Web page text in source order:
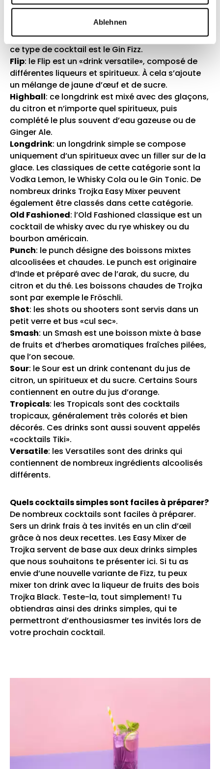
Ablehnen
alcoolisé. Le Fizz est un grand classique parmi les
boissons mixtes. Le représentant le plus connu de
ce type de cocktail est le Gin Fizz.
Flip: le Flip est un «drink versatile», composé de
différentes liqueurs et spiritueux. À cela s’ajoute
un mélange de jaune d’œuf et de sucre.
Highball: ce longdrink est mixé avec des glaçons,
du citron et n’importe quel spiritueux, puis
complété le plus souvent d’eau gazeuse ou de
Ginger Ale.
Longdrink: un longdrink simple se compose
uniquement d’un spiritueux avec un filler sur de la
glace. Les classiques de cette catégorie sont la
Vodka Lemon, le Whisky Cola ou le Gin Tonic. De
nombreux drinks Trojka Easy Mixer peuvent
également être classés dans cette catégorie.
Old Fashioned: l’Old Fashioned classique est un
cocktail de whisky avec du rye whiskey ou du
bourbon américain.
Punch: le punch désigne des boissons mixtes
alcoolisées et chaudes. Le punch est originaire
d’Inde et préparé avec de l’arak, du sucre, du
citron et du thé. Les boissons chaudes de Trojka
sont par exemple le Fröschli.
Shot: les shots ou shooters sont servis dans un
petit verre et bus «cul sec».
Smash: un Smash est une boisson mixte à base
de fruits et d’herbes aromatiques fraîches pilées,
que l’on secoue.
Sour: le Sour est un drink contenant du jus de
citron, un spiritueux et du sucre. Certains Sours
contiennent en outre du jus d’orange.
Tropicals: les Tropicals sont des cocktails
tropicaux, généralement très colorés et bien
décorés. Ces drinks sont aussi souvent appelés
«cocktails Tiki».
Versatile: les Versatiles sont des drinks qui
contiennent de nombreux ingrédients alcoolisés
différents.
Quels cocktails simples sont faciles à préparer?
De nombreux cocktails sont faciles à préparer.
Sers un drink frais à tes invités en un clin d’œil
grâce à nos deux recettes. Les Easy Mixer de
Trojka servent de base aux deux drinks simples
que nous souhaitons te présenter ici. Si tu as
envie d’une nouvelle variante de Fizz, tu peux
mixer ton drink avec la liqueur de fruits des bois
Trojka Black. Teste-la, tout simplement! Tu
obtiendras ainsi des drinks simples, qui te
permettront d’enthousiasmer tes invités lors de
votre prochain cocktail.